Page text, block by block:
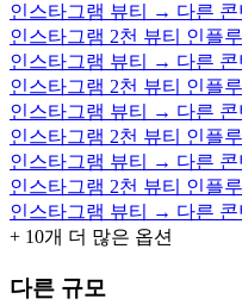
인스타그램 뷰티 → 다른 콘
인스타그램 2천 뷰티 인플
인스타그램 뷰티 → 다른 콘
인스타그램 2천 뷰티 인플
인스타그램 뷰티 → 다른 콘
인스타그램 2천 뷰티 인플
인스타그램 뷰티 → 다른 콘
인스타그램 2천 뷰티 인플
인스타그램 뷰티 → 다른 콘
+ 10개 더 많은 옵션
다른 규모